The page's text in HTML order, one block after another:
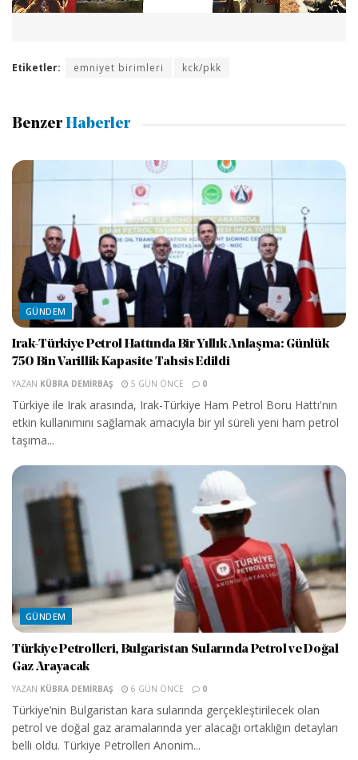
Etiketler: emniyet birimleri kck/pkk
Benzer Haberler
GÜNDEM
Irak-Türkiye Petrol Hattında Bir Yıllık Anlaşma: Günlük
750 Bin Varillik Kapasite Tahsis Edildi
YAZAN KÜBRA DEMIRBAŞ 5 GÜN ÖNCE 0
Türkiye ile Irak arasında, Irak-Türkiye Ham Petrol Boru Hattı'nın
etkin kullanımını sağlamak amacıyla bir yıl süreli yeni ham petrol
taşıma...
GÜNDEM
Türkiye Petrolleri, Bulgaristan Sularında Petrol ve Doğal
Gaz Arayacak
YAZAN KÜBRA DEMIRBAŞ 6 GÜN ÖNCE 0
Türkiye’nin Bulgaristan kara sularında gerçekleştirilecek olan
petrol ve doğal gaz aramalarında yer alacağı ortaklığın detayları
belli oldu. Türkiye Petrolleri Anonim...